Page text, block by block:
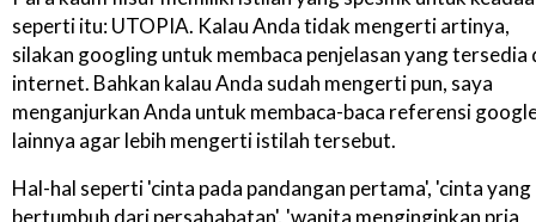
seperti itu: UTOPIA. Kalau Anda tidak mengerti artinya,
silakan googling untuk membaca penjelasan yang tersedia
internet. Bahkan kalau Anda sudah mengerti pun, saya
menganjurkan Anda untuk membaca-baca referensi
lainnya agar lebih mengerti istilah tersebut.
Hal-hal seperti 'cinta pada pandangan pertama', 'cinta yang